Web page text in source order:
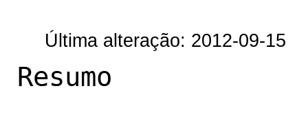
Última alteração: 2012-09-15
Resumo